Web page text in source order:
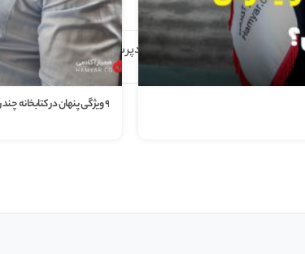
۹ ویژگی پنهان در کتابخانه چند رسانه ای وردپرس
داد؟
افزودن دکمه تماس در سایت وردپرسی